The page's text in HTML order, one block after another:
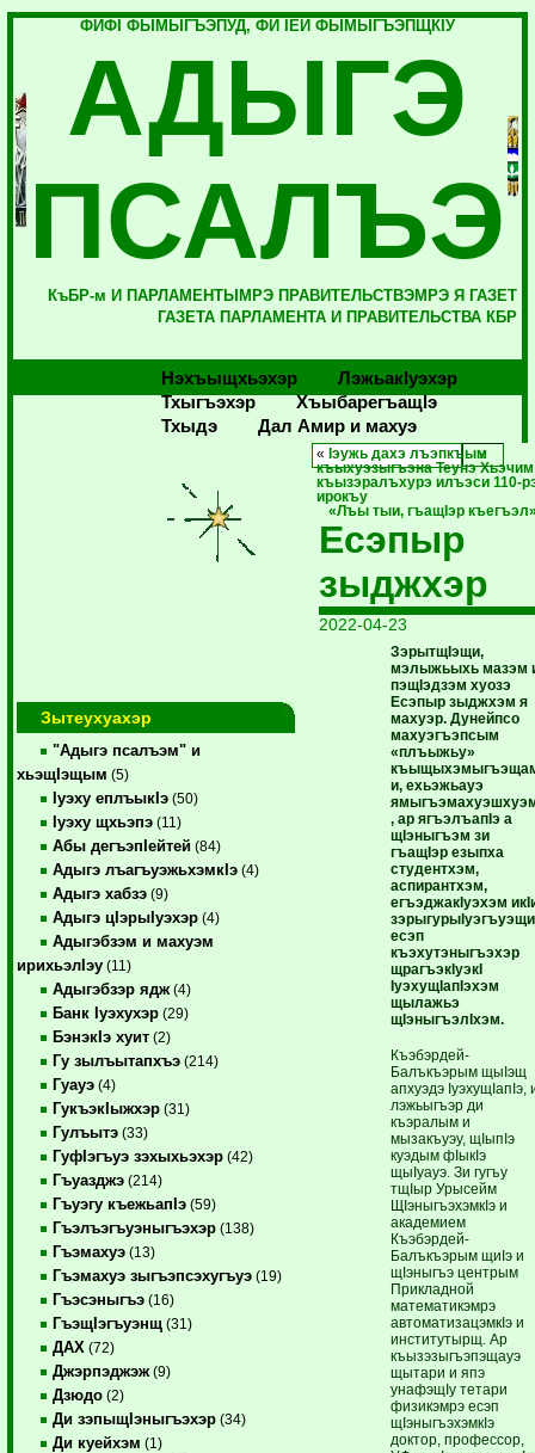
ФИФI ФЫМЫГЪЭПУД, ФИ IЕЙ ФЫМЫГЪЭПЩКIУ
АДЫГЭ
ПСАЛЪЭ
КъБР-м И ПАРЛАМЕНТЫМРЭ ПРАВИТЕЛЬСТВЭМРЭ Я ГАЗЕТ
ГАЗЕТА ПАРЛАМЕНТА И ПРАВИТЕЛЬСТВА КБР
Нэхъыщхьэхэр
Лэжьакlуэхэр
Тхыгъэхэр
Хъыбарегъащlэ
Тхыдэ
Дал Амир и махуэ
Зытеухуахэр
"Адыгэ псалъэм" и
хьэщIэщым (5)
Iуэху еплъыкIэ (50)
Iуэху щхьэпэ (11)
Абы дегъэпIейтей (84)
Адыгэ лъагъуэжьхэмкIэ (4)
Адыгэ хабзэ (9)
Адыгэ цIэрыIуэхэр (4)
Адыгэбзэм и махуэм
ирихьэлIэу (11)
Адыгэбзэр ядж (4)
Банк Iуэхухэр (29)
БэнэкIэ хуит (2)
Гу зылъытапхъэ (214)
Гуауэ (4)
ГукъэкIыжхэр (31)
Гулъытэ (33)
ГуфIэгъуэ зэхыхьэхэр (42)
Гъуазджэ (214)
Гъуэгу къежьапIэ (59)
Гъэлъэгъуэныгъэхэр (138)
Гъэмахуэ (13)
Гъэмахуэ зыгъэпсэхугъуэ (19)
Гъэсэныгъэ (16)
ГъэщIэгъуэнщ (31)
ДАХ (72)
Джэрпэджэж (9)
Дзюдо (2)
Ди зэпыщIэныгъэхэр (34)
Ди куейхэм (1)
« Iэужь дахэ лъэпкъым
къыхуэзыгъэна Теунэ Хьэчим
къызэралъхурэ илъэси 110-
ирокъу
«Лъы тыи, гъащIэр
Есэпыр
зыджхэр
2022-04-23
ЗэрытщIэщи,
мэлыжьыхь мазэм
пэщIэдзэм хуозэ
Есэпыр зыджхэм я
махуэр. Дунейпсо
махуэгъэпсым
«плъыжьу»
и, ехьэжьауэ
, ар ягъэлъапIэ а
щIэныгъэм зи
гъащIэр езыпха
студентхэм,
аспирантхэм,
егъэджакIуэхэм
есэп
къэхутэныгъэхэр
щрагъэкIуэкI
IуэхущIапIэхэм
щылажьэ
щIэныгъэлIхэм.
Къэбэрдей-
Балъкъэрым щыIэщ
апхуэдэ IуэхущIапIэ,
лэжьыгъэр ди
къэралым и
мызакъуэу, щIыпIэ
куэдым фIыкIэ
щыIуауэ. Зи гугъу
тщIыр Урысейм
ЩIэныгъэхэмкIэ и
академием
Къэбэрдей-
Балъкъэрым щиIэ и
щIэныгъэ центрым
Прикладной
математикэмрэ
автоматизацэмкIэ и
институтырщ. Ар
къызэзыгъэпэщауэ
щытари и япэ
унафэщIу тетари
физикэмрэ есэп
щIэныгъэхэмкIэ
доктор, профессор,